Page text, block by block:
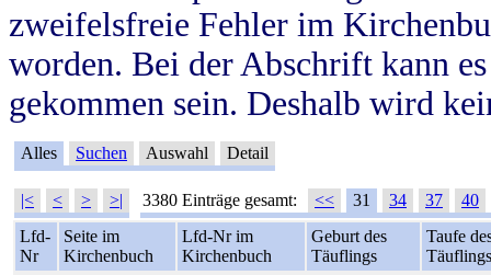
zweifelsfreie Fehler im
worden. Bei der Abschrift kann
gekommen sein. Deshalb wird
Alles Suchen Auswahl Detail
|< < > >| 3380 Einträge gesamt: << 31 34 37
40
Lfd-
Nr
Seite im
Kirchenbuch
Lfd-Nr im
Kirchenbuch
Geburt des
Täuflings
Taufe
Täuflings